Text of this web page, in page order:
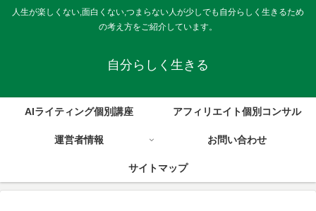
人生が楽しくない,面白くない,つまらない人が少しでも自分らしく生きるため
の考え方をご紹介しています。
自分らしく生きる
AIライティング個別講座 アフィリエイト個別コンサル
運営者情報 お問い合わせ
サイトマップ